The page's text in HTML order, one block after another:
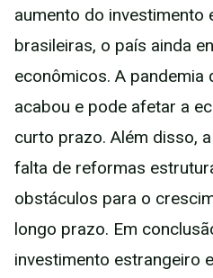
aumento do investimento
brasileiras, o país ainda
econômicos. A pandemia
acabou e pode afetar a
curto prazo. Além disso,
falta de reformas
obstáculos para o
longo prazo. Em
investimento estrangeiro